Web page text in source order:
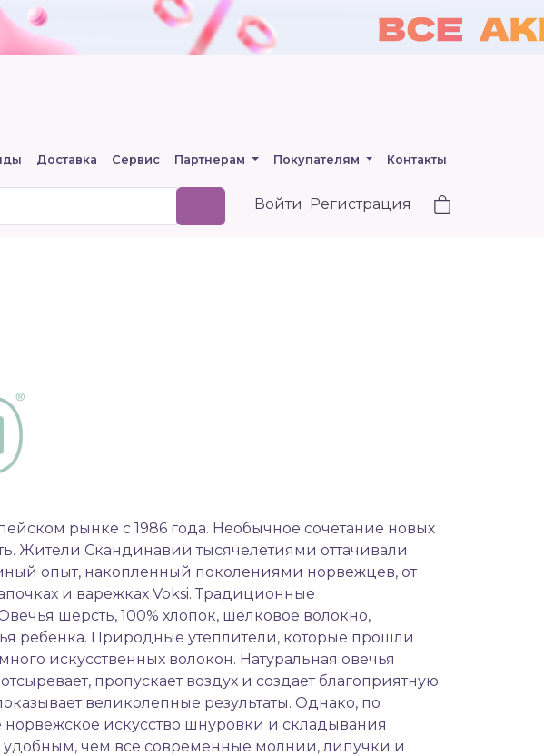
Доставка Сервис Партнерам Покупателям Контакты
Войти Регистрация
рынке с 1986 года. Необычное сочетание новых
Жители Скандинавии тысячелетиями оттачивали
опыт, накопленный поколениями норвежцев, от
и варежках Voksi. Традиционные
шерсть, 100% хлопок, шелковое волокно,
ребенка. Природные утеплители, которые прошли
искусственных волокон. Натуральная овечья
пропускает воздух и создает благоприятную
великолепные результаты. Однако, по
искусство шнуровки и складывания
удобным, чем все современные молнии, липучки и